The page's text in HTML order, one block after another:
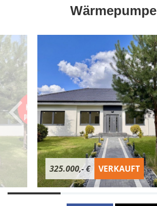
Wärmepumpe
325.000,- € VERKAUFT